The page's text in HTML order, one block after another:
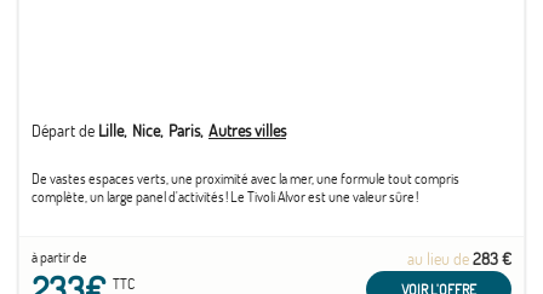
Départ de Lille Nice Paris Autres villes
De vastes espaces verts, une proximité avec la mer, une formule tout compris
complète, un large panel d'activités ! Le Tivoli Alvor est une valeur sûre !
à partir de
TTC
au lieu de283 €
VOIR L'OFFRE